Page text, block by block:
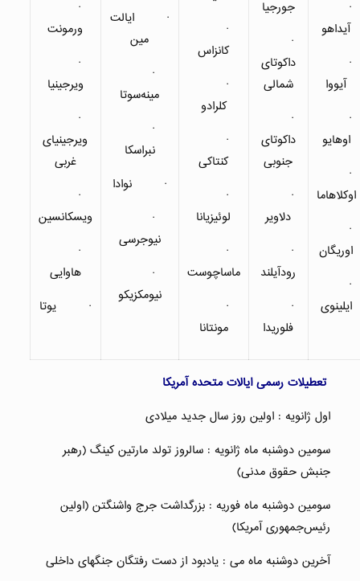
·
آیداهو
·
آیووا
·
اوهایو
·
اوکلاهاما
·
اوریگان
·
ایلینوی
جورجیا
·
داکوتای
شمالی
·
داکوتای
جنوبی
·
دلاویر
·
رودآیلند
·
فلوریدا
·
کانزاس
·
کلرادو
·
کنتاکی
·
لوئیزیانا
·
ماساچوست
·
مونتانا
· ایالت
مین
·
مینه‌سوتا
·
نبراسکا
· نوادا
·
نیوجرسی
·
نیومکزیکو
·
ورمونت
·
ویرجینیا
·
ویرجینیای
غربی
·
ویسکانسین
·
هاوایی
· یوتا
تعطیلات رسمی ایالات متحده آمریکا
اول ژانویه : اولین روز سال جدید میلادی
سومین دوشنبه ماه ژانویه : سالروز تولد مارتین کینگ (رهبر
جنبش حقوق مدنی)
سومین دوشنبه ماه فوریه : بزرگداشت جرج واشنگتن (اولین
رئیس‌جمهوری آمریکا)
آخرین دوشنبه ماه می : یادبود از دست رفتگان جنگهای داخلی